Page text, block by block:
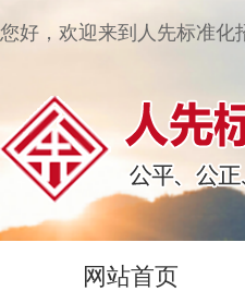
您好，欢迎来到人先标准化
网站首页